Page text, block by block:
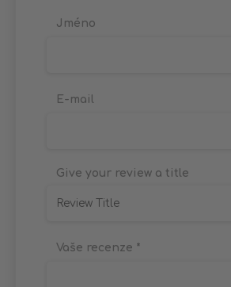
Give your review a title
Vaše recenze *
Jméno
E-mail